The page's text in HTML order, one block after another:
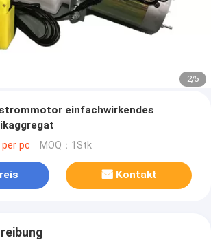
2/5
einfachwirkendes
per pc MOQ：1Stk
Kontakt